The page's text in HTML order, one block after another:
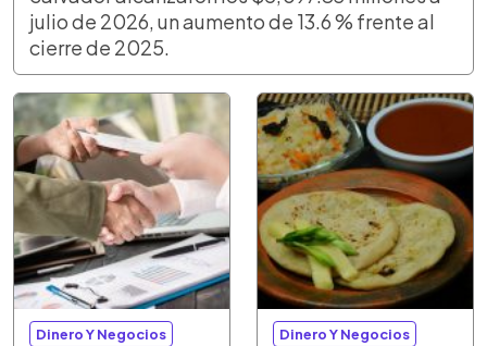
julio de 2026, un aumento de 13.6 % frente al
cierre de 2025.
Dinero Y Negocios Dinero Y Negocios